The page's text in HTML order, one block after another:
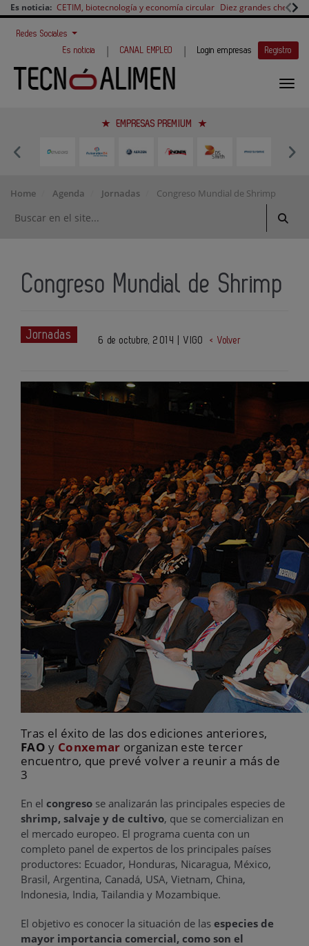
Es noticia: CETIM, biotecnología y economía circular Diez grandes chefs
Redes Sociales
Es noticia
| CANAL EMPLEO | Login empresas Registro
EMPRESAS PREMIUM
Home Agenda Jornadas Congreso Mundial de Shrimp
Congreso Mundial de Shrimp
Jornadas 6 de octubre, 2014 | VIGO < Volver
Tras el éxito de las dos ediciones anteriores,
FAO y Conxemar organizan este tercer
encuentro, que prevé volver a reunir a más de
3
En el congreso se analizarán las principales especies de
shrimp, salvaje y de cultivo, que se comercializan en
el mercado europeo. El programa cuenta con un
completo panel de expertos de los principales países
productores: Ecuador, Honduras, Nicaragua, México,
Brasil, Argentina, Canadá, USA, Vietnam, China,
Indonesia, India, Tailandia y Mozambique.
El objetivo es conocer la situación de las especies de
mayor importancia comercial, como son el